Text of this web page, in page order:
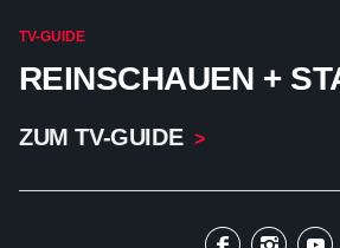
TV-GUIDE
REINSCHAUEN +
ZUM TV-GUIDE